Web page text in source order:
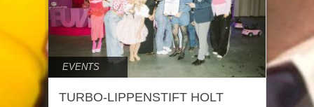
EVENTS
TURBO-LIPPENSTIFT HOLT